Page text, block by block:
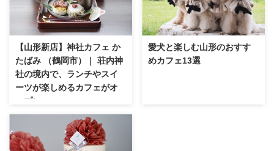
【山形新店】神社カフェ か
たばみ （鶴岡市）｜ 荘内神
社の境内で、ランチやスイ
ーツが楽しめるカフェがオ
ープン
愛犬と楽しむ山形のおすす
めカフェ13選